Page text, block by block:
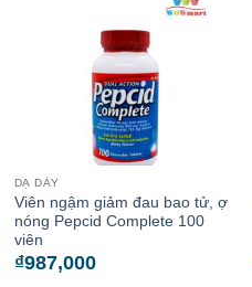
DẠ DÀY
Viên ngậm giảm đau bao tử, ợ
nóng Pepcid Complete 100
viên
₫987,000